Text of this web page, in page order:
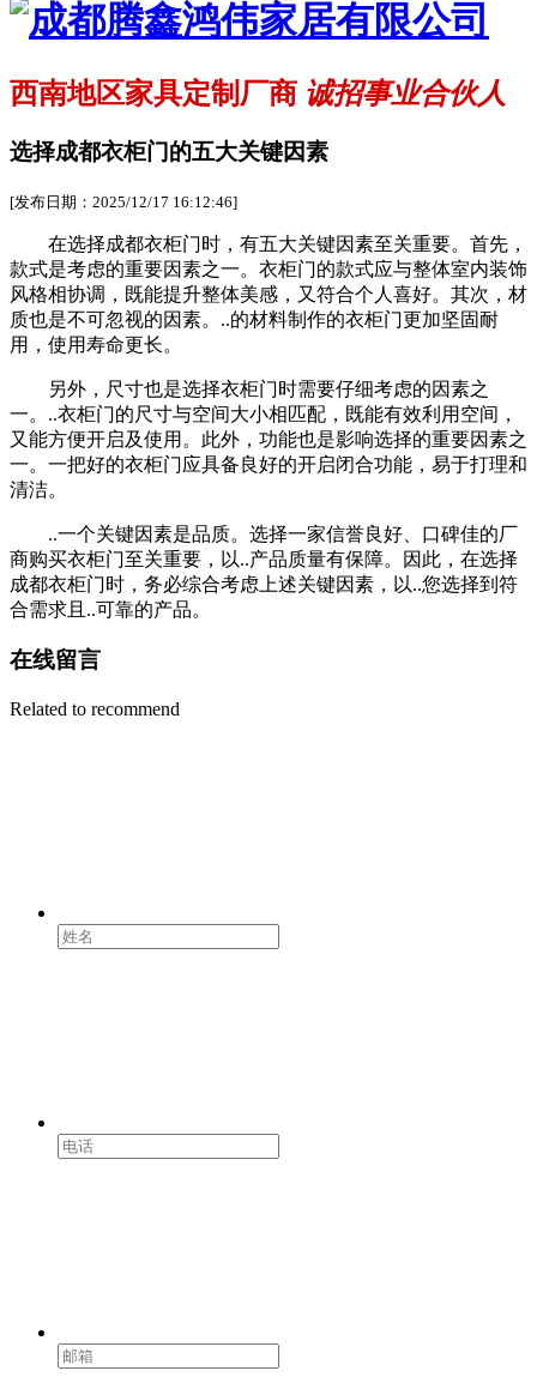
西南地区家具定制厂商 诚招事业合伙人
选择成都衣柜门的五大关键因素
[发布日期：2025/12/17 16:12:46]
在选择成都衣柜门时，有五大关键因素至关重要。首先，
款式是考虑的重要因素之一。衣柜门的款式应与整体室内装饰
风格相协调，既能提升整体美感，又符合个人喜好。其次，材
质也是不可忽视的因素。..的材料制作的衣柜门更加坚固耐
用，使用寿命更长。
另外，尺寸也是选择衣柜门时需要仔细考虑的因素之
一。..衣柜门的尺寸与空间大小相匹配，既能有效利用空间，
又能方便开启及使用。此外，功能也是影响选择的重要因素之
一。一把好的衣柜门应具备良好的开启闭合功能，易于打理和
清洁。
..一个关键因素是品质。选择一家信誉良好、口碑佳的厂
商购买衣柜门至关重要，以..产品质量有保障。因此，在选择
成都衣柜门时，务必综合考虑上述关键因素，以..您选择到符
合需求且..可靠的产品。
在线留言
Related to recommend